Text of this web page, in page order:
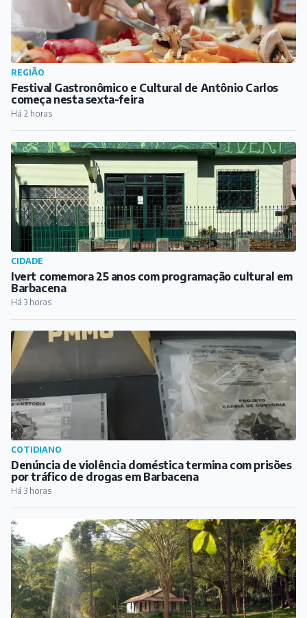
REGIÃO
Festival Gastronômico e Cultural de Antônio Carlos
começa nesta sexta-feira
Há 2 horas
CIDADE
Ivert comemora 25 anos com programação cultural em
Barbacena
Há 3 horas
COTIDIANO
Denúncia de violência doméstica termina com prisões
por tráfico de drogas em Barbacena
Há 3 horas